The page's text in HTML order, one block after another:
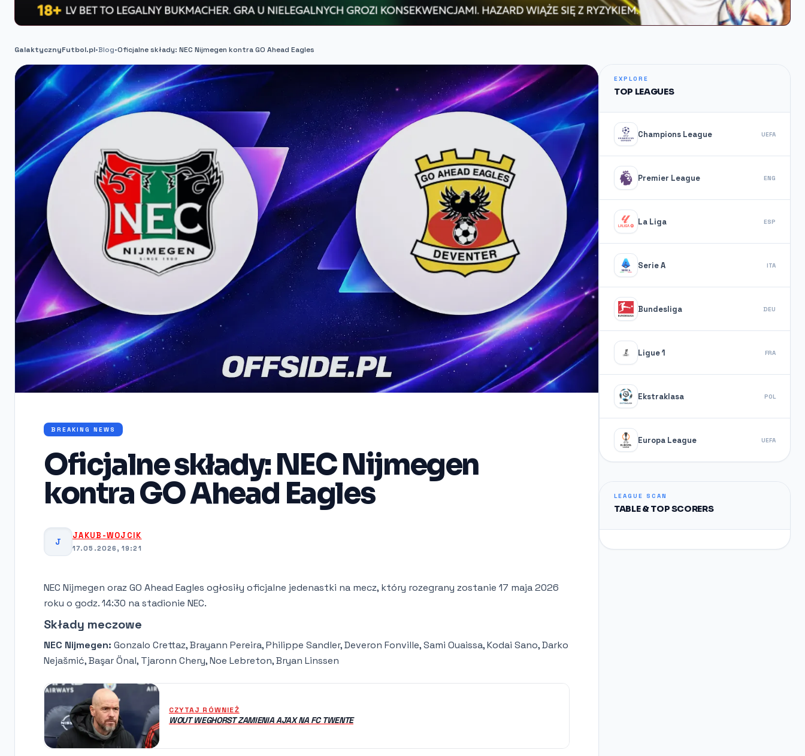
GalaktycznyFutbol.pl•Blog•Oficjalne składy: NEC Nijmegen kontra GO Ahead Eagles
BREAKING NEWS
Oficjalne składy: NEC Nijmegen
kontra GO Ahead Eagles
J
JAKUB-WOJCIK
17.05.2026, 19:21
NEC Nijmegen oraz GO Ahead Eagles ogłosiły oficjalne jedenastki na mecz, który rozegrany zostanie 17 maja 2026
roku o godz. 14:30 na stadionie NEC.
Składy meczowe
NEC Nijmegen: Gonzalo Crettaz, Brayann Pereira, Philippe Sandler, Deveron Fonville, Sami Ouaissa, Kodai Sano, Darko
Nejašmić, Başar Önal, Tjaronn Chery, Noe Lebreton, Bryan Linssen
CZYTAJ RÓWNIEŻ
WOUT WEGHORST ZAMIENIA AJAX NA FC TWENTE
EXPLORE
TOP LEAGUES
Champions League UEFA
Premier League ENG
La Liga ESP
Serie A ITA
Bundesliga DEU
Ligue 1 FRA
Ekstraklasa POL
Europa League UEFA
LEAGUE SCAN
TABLE & TOP SCORERS